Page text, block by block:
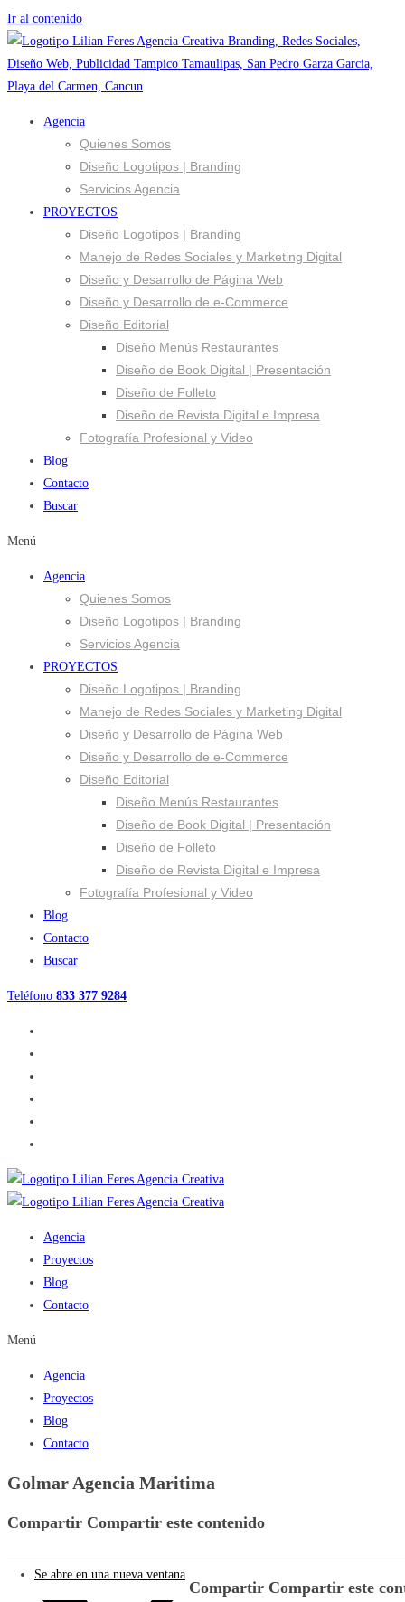
Ir al contenido
Agencia
Quienes Somos
Diseño Logotipos | Branding
Servicios Agencia
PROYECTOS
Diseño Logotipos | Branding
Manejo de Redes Sociales y Marketing Digital
Diseño y Desarrollo de Página Web
Diseño y Desarrollo de e-Commerce
Diseño Editorial
Diseño Menús Restaurantes
Diseño de Book Digital | Presentación
Diseño de Folleto
Diseño de Revista Digital e Impresa
Fotografía Profesional y Video
Blog
Contacto
Buscar
Menú
Agencia
Quienes Somos
Diseño Logotipos | Branding
Servicios Agencia
PROYECTOS
Diseño Logotipos | Branding
Manejo de Redes Sociales y Marketing Digital
Diseño y Desarrollo de Página Web
Diseño y Desarrollo de e-Commerce
Diseño Editorial
Diseño Menús Restaurantes
Diseño de Book Digital | Presentación
Diseño de Folleto
Diseño de Revista Digital e Impresa
Fotografía Profesional y Video
Blog
Contacto
Buscar
Teléfono 833 377 9284
Agencia
Proyectos
Blog
Contacto
Menú
Agencia
Proyectos
Blog
Contacto
Golmar Agencia Maritima
Compartir Compartir este contenido
Se abre en una nueva ventana
Compartir Compartir este